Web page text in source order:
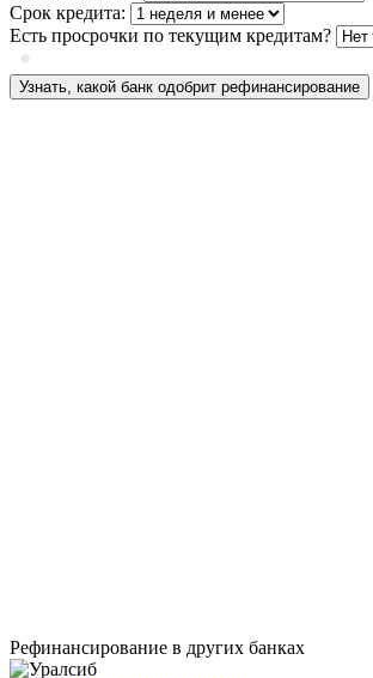
Срок кредита:
Есть просрочки по текущим кредитам?
Узнать, какой банк одобрит рефинансирование
Рефинансирование в других банках